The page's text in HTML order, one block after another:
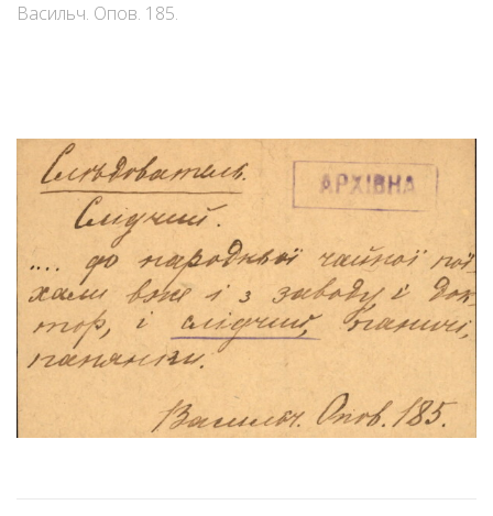
Васильч. Опов. 185.